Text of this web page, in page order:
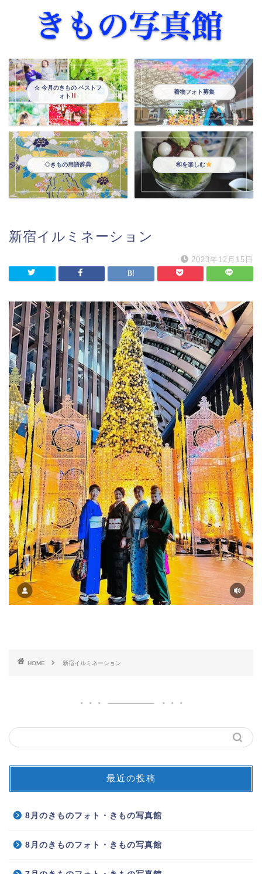
☆ 今月のきもの ベストフ
ォト
着物フォト募集
◇きもの用語辞典 和を楽しむ
新宿イルミネーション
2023年12月15日
HOME 新宿イルミネーション
最近の投稿
8月のきものフォト・きもの写真館
8月のきものフォト・きもの写真館